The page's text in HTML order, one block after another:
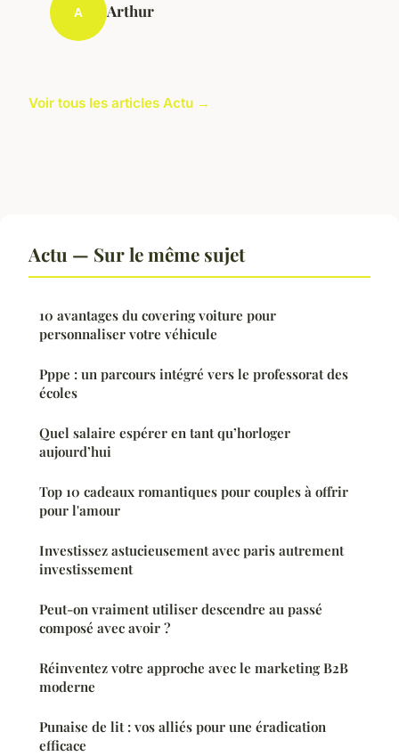
A Arthur
Voir tous les articles Actu →
Actu — Sur le même sujet
10 avantages du covering voiture pour
personnaliser votre véhicule
Pppe : un parcours intégré vers le professorat des
écoles
Quel salaire espérer en tant qu’horloger
aujourd’hui
Top 10 cadeaux romantiques pour couples à offrir
pour l'amour
Investissez astucieusement avec paris autrement
investissement
Peut-on vraiment utiliser descendre au passé
composé avec avoir ?
Réinventez votre approche avec le marketing B2B
moderne
Punaise de lit : vos alliés pour une éradication
efficace